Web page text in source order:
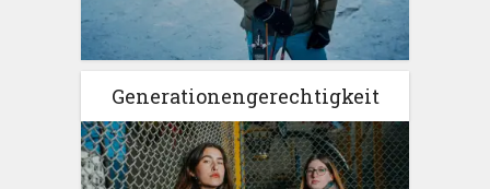
Generationengerechtigkeit